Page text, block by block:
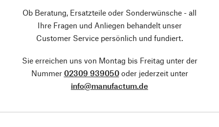
Ob Beratung, Ersatzteile oder Sonderwünsche - all
Ihre Fragen und Anliegen behandelt unser
Customer Service persönlich und fundiert.
Sie erreichen uns von Montag bis Freitag unter der
Nummer 02309 939050oder jederzeit unter
info@manufactum.de